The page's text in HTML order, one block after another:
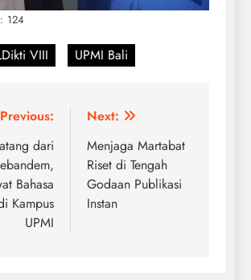
124
VIII UPMI Bali
Previous:
dari
Bahasa
Kampus
UPMI
Next:
Menjaga Martabat
Riset di Tengah
Godaan Publikasi
Instan